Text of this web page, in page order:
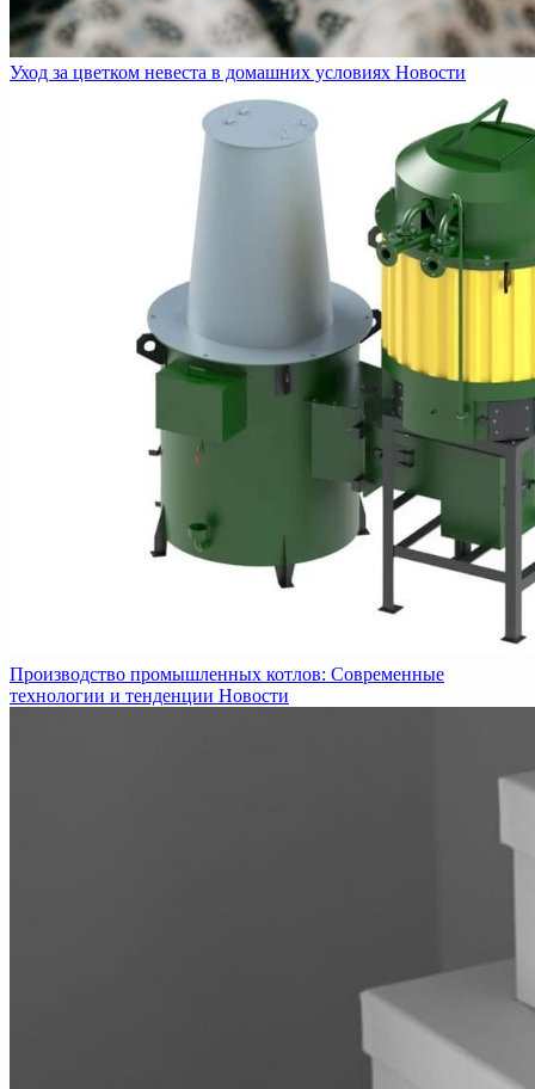
Уход за цветком невеста в домашних условиях Новости
Производство промышленных котлов: Современные
технологии и тенденции Новости